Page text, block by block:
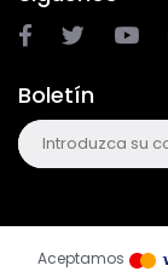
Boletín
Aceptamos